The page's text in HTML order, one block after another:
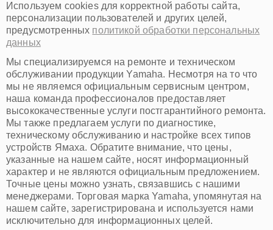
Омск
Красноярск
Пермь
Ульяновск
Киров
Архангельск
Астрахань
Белгород
Благовещенск
Брянск
Владивосток
Владикавказ
Владимир
Волжский
Вологда
Грозный
Иваново
Используем cookies для корректной работы сайта,
персонализации пользователей и других целей,
предусмотренных политикой обработки персональных
данных
Мы специализируемся на ремонте и техническом
обслуживании продукции Yamaha. Несмотря на то что
мы не являемся официальным сервисным центром,
наша команда профессионалов предоставляет
высококачественные услуги постгарантийного ремонта.
Мы также предлагаем услуги по диагностике,
техническому обслуживанию и настройке всех типов
устройств Ямаха. Обратите внимание, что цены,
указанные на нашем сайте, носят информационный
характер и не являются официальным предложением.
Точные цены можно узнать, связавшись с нашими
менеджерами. Торговая марка Yamaha, упомянутая на
нашем сайте, зарегистрирована и используется нами
исключительно для информационных целей.